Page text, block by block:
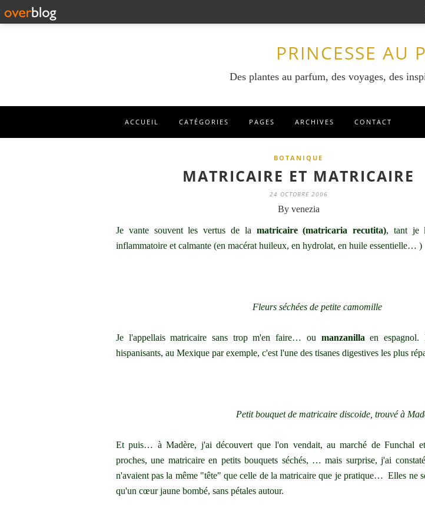
PRINCESSE AU
Des plantes au parfum, des voyages, des
ACCUEIL CATÉGORIES PAGES ARCHIVES CONTACT
BOTANIQUE
MATRICAIRE ET MATRICAIRE
24 OCTOBRE 2006
By venezia
Je vante souvent les vertus de la matricaire (matricaria recutita), tant je
inflammatoire et calmante (en macérat huileux, en hydrolat, en huile essentielle… )
Fleurs séchées de petite camomille
Je l'appellais matricaire sans trop m'en faire… ou manzanillaen espagnol.
hispanisants, au Mexique par exemple, c'est l'une des tisanes digestives les plus
Petit bouquet de matricaire discoide, trouvé à
Et puis… à Madère, j'ai découvert que l'on vendait, au marché de Funchal
proches, une matricaire en petits bouquets séchés, … mais surprise, j'ai
n'avaient pas la même "tête" que celle de la matricaire que je pratique… Elles ne
qu'un cœur jaune bombé, sans pétales autour.